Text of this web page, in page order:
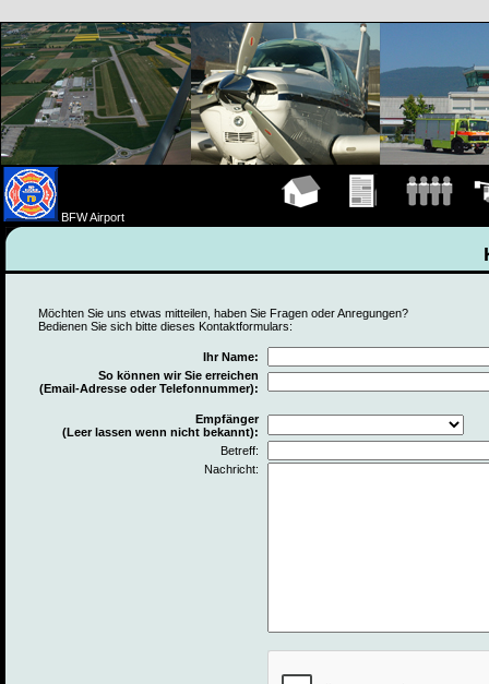
BFW Airport
Möchten Sie uns etwas mitteilen, haben Sie Fragen oder Anregungen?
Bedienen Sie sich bitte dieses Kontaktformulars:
Ihr Name:
So können wir Sie erreichen
(Email-Adresse oder Telefonnummer):
Empfänger
(Leer lassen wenn nicht bekannt):
Betreff:
Nachricht: